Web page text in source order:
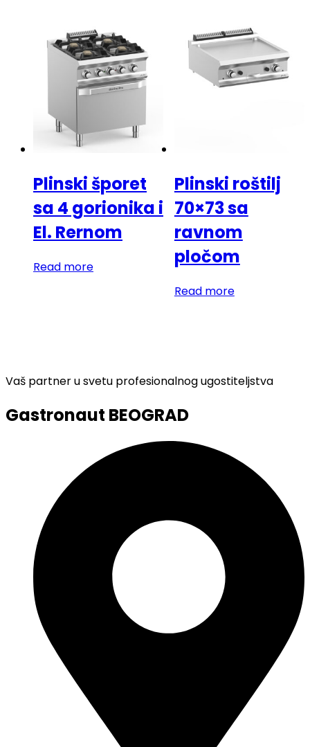
Plinski šporet
sa 4 gorionika i
El. Rernom
Read more
Plinski roštilj
70×73 sa
ravnom
pločom
Read more
Vaš partner u svetu profesionalnog ugostiteljstva
Gastronaut BEOGRAD